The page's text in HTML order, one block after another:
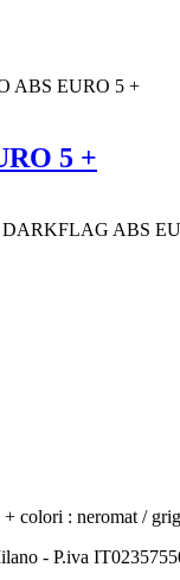
ABS EURO 5 +
5 +
DARKFLAG ABS
: neromat /
- P.iva